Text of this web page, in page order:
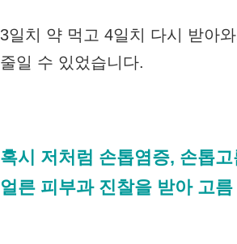
3일치 약 먹고 4일치 다시 받아
줄일 수 있었습니다.
혹시 저처럼 손톱염증, 손톱
얼른 피부과 진찰을 받아 고